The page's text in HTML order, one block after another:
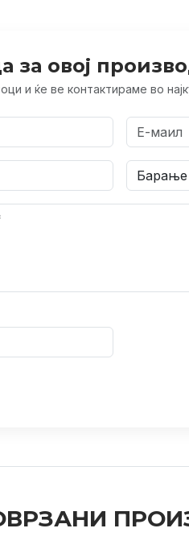
за овој
и ќе ве контактираме во